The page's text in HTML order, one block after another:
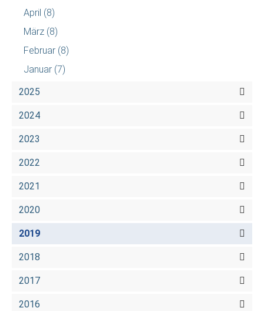
April (8)
März (8)
Februar (8)
Januar (7)
2025
2024
2023
2022
2021
2020
2019
2018
2017
2016